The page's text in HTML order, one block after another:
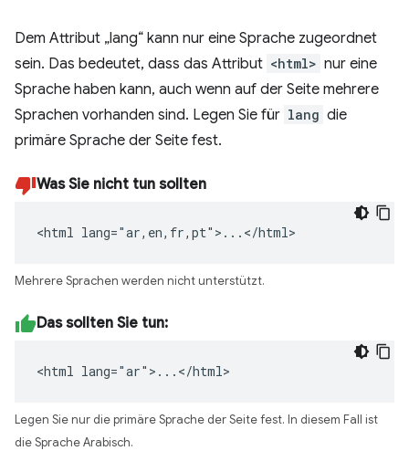
Dem Attribut „lang“ kann nur eine Sprache zugeordnet
sein. Das bedeutet, dass das Attribut <html> nur eine
Sprache haben kann, auch wenn auf der Seite mehrere
Sprachen vorhanden sind. Legen Sie für lang die
primäre Sprache der Seite fest.
Was Sie nicht tun sollten
<html lang="ar,en,fr,pt">...</html>
Mehrere Sprachen werden nicht unterstützt.
Das sollten Sie tun:
<html lang="ar">...</html>
Legen Sie nur die primäre Sprache der Seite fest. In diesem Fall ist
die Sprache Arabisch.